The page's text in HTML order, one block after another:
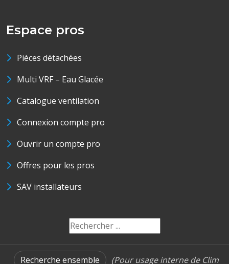
Espace pros
Pièces détachées
Multi VRF – Eau Glacée
Catalogue ventilation
Connexion compte pro
Ouvrir un compte pro
Offres pour les pros
SAV installateurs
Recherche ensemble (Pour usage interne de Clim